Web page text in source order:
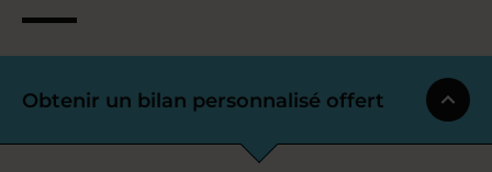
Obtenir un bilan personnalisé offert